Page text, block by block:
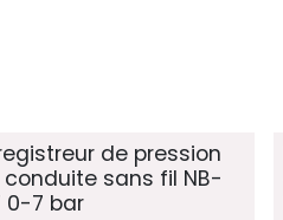
de pression
conduite sans fil NB-
0-7 bar